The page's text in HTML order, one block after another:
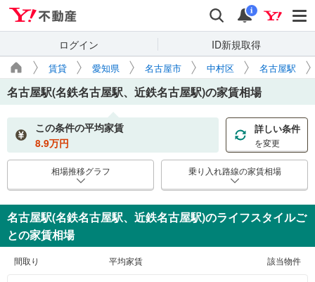
検索 通知
i
ログイン ID新規取得
賃貸 愛知県 名古屋市 中村区 名古屋駅
名古屋駅(名鉄名古屋駅、近鉄名古屋駅)の家賃相場
この条件の平均家賃
8.9万円
詳しい条件
を変更
相場推移グラフ 乗り入れ路線の家賃相場
名古屋駅(名鉄名古屋駅、近鉄名古屋駅)のライフスタイルご
との家賃相場
間取り 平均家賃 該当物件